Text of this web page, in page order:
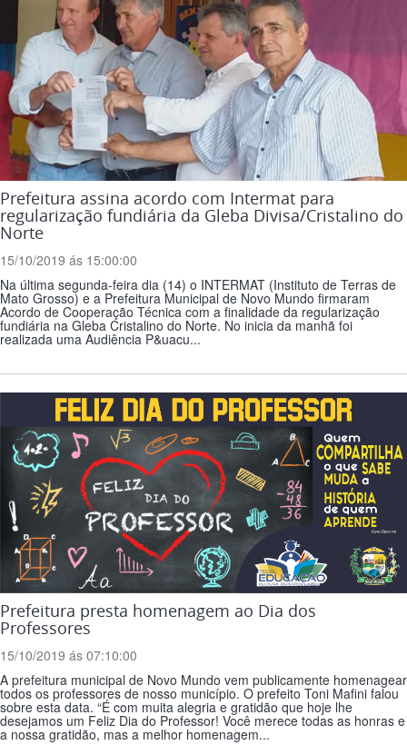
Prefeitura assina acordo com Intermat para
regularização fundiária da Gleba Divisa/Cristalino do
Norte
15/10/2019 ás 15:00:00
Na última segunda-feira dia (14) o INTERMAT (Instituto de Terras de
Mato Grosso) e a Prefeitura Municipal de Novo Mundo firmaram
Acordo de Cooperação Técnica com a finalidade da regularização
fundiária na Gleba Cristalino do Norte. No inicia da manhã foi
realizada uma Audiência P&uacu...
Prefeitura presta homenagem ao Dia dos
Professores
15/10/2019 ás 07:10:00
A prefeitura municipal de Novo Mundo vem publicamente homenagear
todos os professores de nosso município. O prefeito Toni Mafini falou
sobre esta data. “É com muita alegria e gratidão que hoje lhe
desejamos um Feliz Dia do Professor! Você merece todas as honras e
a nossa gratidão, mas a melhor homenagem...